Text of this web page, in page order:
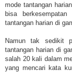
mode tantangan
bisa
tantangan harian di
Namun tak sedikit
tantangan harian di
salah 20 kali dalam
yang mencari kata